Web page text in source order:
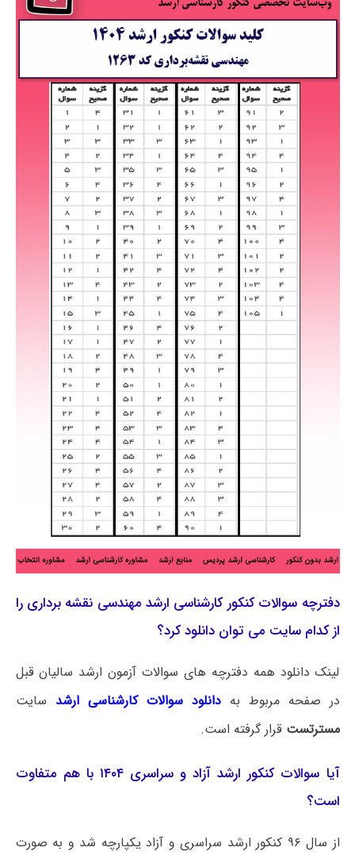
دفترچه سوالات کنکور کارشناسی ارشد مهندسی نقشه‌ برداری را
از کدام سایت می توان دانلود کرد؟
لینک دانلود همه دفترچه های سوالات آزمون ارشد سالیان قبل
در صفحه مربوط بهدانلود سوالات کارشناسی ارشد سایت
مسترتست قرار گرفته است.
آیا سوالات کنکور ارشد آزاد و سراسری ۱۴۰۴ با هم متفاوت
است؟
از سال ۹۶ کنکور ارشد سراسری و آزاد یکپارچه شد و به صورت